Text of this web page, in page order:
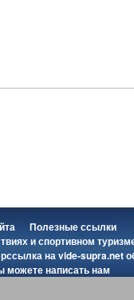
Полезные ссылки
и спортивном
наvide-supra.net
можетенаписать нам